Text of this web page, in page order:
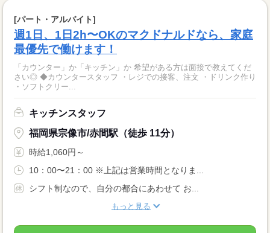
[パート・アルバイト]
週1日、1日2h〜OKのマクドナルドなら、家庭
最優先で働けます！
「カウンター」か「キッチン」か 希望がある方は面接で教えてくだ
さい◎ ◆カウンタースタッフ ・レジでの接客、注文 ・ドリンク作り
・ソフトクリー...
キッチンスタッフ
福岡県宗像市/赤間駅（徒歩 11分）
時給1,060円～
10：00〜21：00 ※上記は営業時間となりま...
シフト制なので、自分の都合にあわせて お...
もっと見る